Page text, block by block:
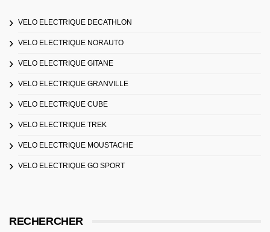
VELO ELECTRIQUE DECATHLON
VELO ELECTRIQUE NORAUTO
VELO ELECTRIQUE GITANE
VELO ELECTRIQUE GRANVILLE
VELO ELECTRIQUE CUBE
VELO ELECTRIQUE TREK
VELO ELECTRIQUE MOUSTACHE
VELO ELECTRIQUE GO SPORT
RECHERCHER